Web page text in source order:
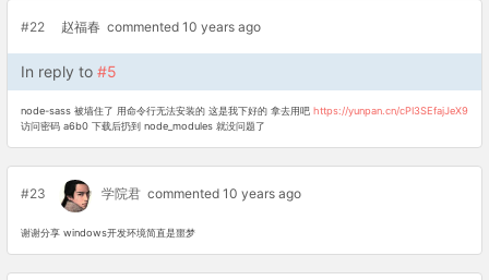
#22 赵福春 commented 10 years ago
In reply to #5
node-sass 被墙住了 用命令行无法安装的 这是我下好的 拿去用吧 https://yunpan.cn/cPI3SEfajJeX9
访问密码 a6b0 下载后扔到 node_modules 就没问题了
#23 学院君 commented 10 years ago
谢谢分享 windows开发环境简直是噩梦